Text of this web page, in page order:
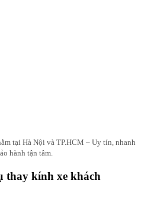
tại Hà Nội và TP.HCM – Uy tín, nhanh
hành tận tâm.
thay kính xe khách